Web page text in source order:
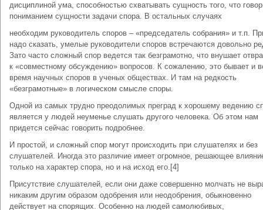
дисциплиной ума, способностью схватывать сущность того, что
пониманием сущности задачи спора. В остальных случаях
необходим руководитель споров – «председатель собрания» и т.п.
надо сказать, умелые руководители споров встречаются довольно
Зато часто сложный спор ведется так безграмотно, что внушает
к «совместному обсуждению» вопросов. К сожалению, это бывает и
время научных споров в ученых обществах. И там на редкость
«безграмотные» в логическом смысле споры.
Одной из самых трудно преодолимых преград к хорошему ведению
является у людей неуменье слушать другого человека. Об этом нам
придется сейчас говорить подробнее.
И простой, и сложный спор могут происходить при слушателях и без
слушателей. Иногда это различие имеет огромное, решающее
только на характер спора, но и на исход его.[4]
Присутствие слушателей, если они даже совершенно молчать не
никаким другим образом одобрения или неодобрения, обыкновенно
действует на спорящих. Особенно на людей самолюбивых,